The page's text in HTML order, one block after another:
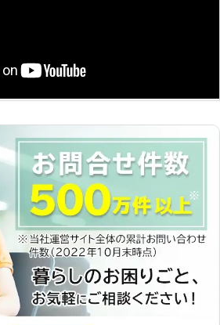
も受け付けます！お客様の要望に柔軟
ち会える時間が限られている」「どう
み立ててほしい」というようなご依頼
がありましたら、当店にお任せくださ
い。早朝や深夜のご依頼にも柔軟に対
応いたします。 株式会社エフアイピ
ー興業では家具組立を承っています。
無理な組立は、落としたりぶつけたり
して家具や床、壁などを傷めてしまう
こともあります。「自分で家具組立は
難しいかも……」というときにはぜひ
当店にご依頼くださいませ。